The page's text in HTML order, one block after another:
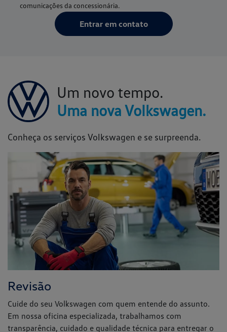
comunicações da concessionária.
Entrar em contato
Um novo tempo.
Uma nova Volkswagen.
Conheça os serviços Volkswagen e se surpreenda.
Revisão
Cuide do seu Volkswagen com quem entende do assunto.
Em nossa oficina especializada, trabalhamos com
transparência, cuidado e qualidade técnica para entregar o